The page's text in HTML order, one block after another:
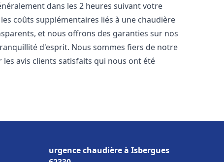
dans les 2 heures suivant votre
coûts supplémentaires liés à une chaudière
et nous offrons des garanties sur nos
d'esprit. Nous sommes fiers de notre
avis clients satisfaits qui nous ont été
urgence chaudière à Isbergues